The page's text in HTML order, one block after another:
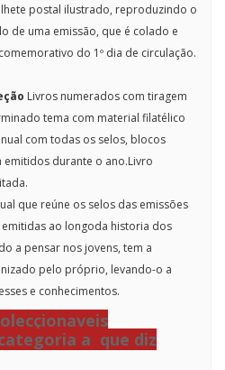
postal ilustrado, reproduzindo o
de uma emissão, que é colado e
do 1º dia de circulação.
Livros numerados com tiragem
tema com material filatélico
com todas os selos, blocos
emitidos durante o ano.Livro
que reúne os selos das emissões
emitidas ao longoda historia dos
a pensar nos jovens, tem a
pelo próprio, levando-o a
e conhecimentos.
a que diz